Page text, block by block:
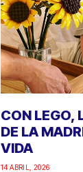
CON LEGO,
DE LA
VIDA
14 ABRIL, 2026